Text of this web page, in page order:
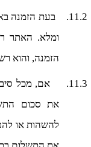
11.2. בעת הזמנה
ומלא. האתר
הזמנה, והוא
11.3.
אם, מכל
את סכום
להשהות או